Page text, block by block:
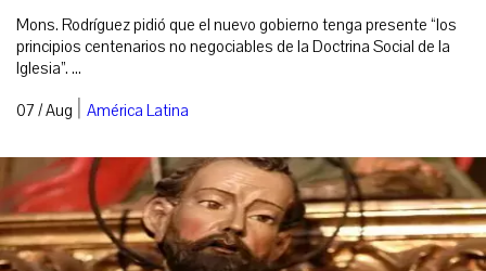
Mons. Rodríguez pidió que el nuevo gobierno tenga presente “los
principios centenarios no negociables de la Doctrina Social de la
Iglesia”. ...
07 / Aug | América Latina